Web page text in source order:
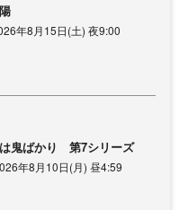
年8月15日(土) 夜9:00
鬼ばかり 第7シリーズ
年8月10日(月) 昼4:59